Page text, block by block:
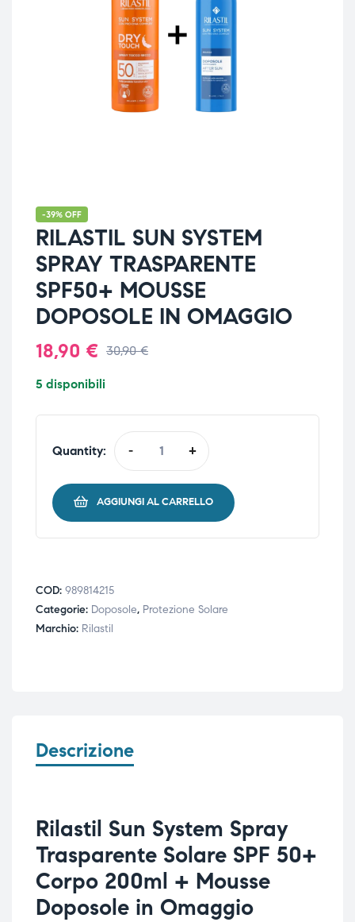
-39% OFF
RILASTIL SUN SYSTEM
SPRAY TRASPARENTE
SPF50+ MOUSSE
DOPOSOLE IN OMAGGIO
30,90€
18,90 €
5 disponibili
Quantity: - +
AGGIUNGI AL CARRELLO
COD: 989814215
Categorie: Doposole, Protezione Solare
Marchio: Rilastil
Descrizione
Rilastil Sun System Spray
Trasparente Solare SPF 50+
Corpo 200ml + Mousse
Doposole in Omaggio